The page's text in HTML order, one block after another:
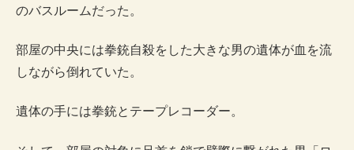
のバスルームだった。
部屋の中央には拳銃自殺をした大きな男の遺体が血を流
しながら倒れていた。
遺体の手には拳銃とテープレコーダー。